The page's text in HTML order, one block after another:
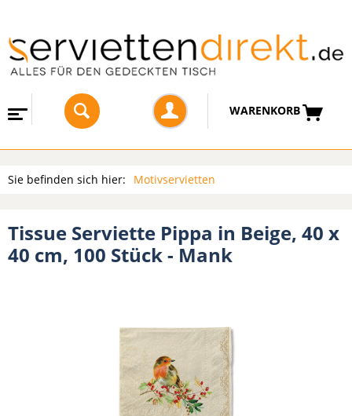
WARENKORB
Sie befinden sich hier: Motivservietten
Tissue Serviette Pippa in Beige, 40 x
40 cm, 100 Stück - Mank